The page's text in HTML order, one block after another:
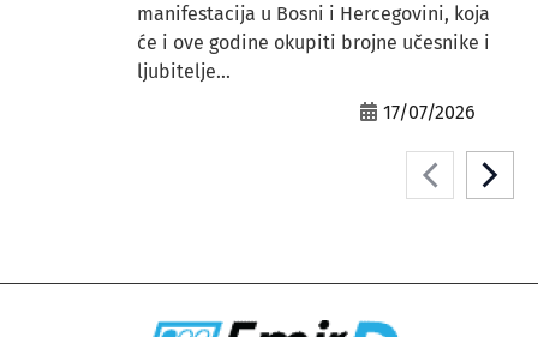
manifestacija u Bosni i Hercegovini, koja
će i ove godine okupiti brojne učesnike i
ljubitelje...
17/07/2026